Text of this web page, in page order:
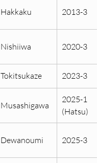
Hakkaku 2013-3
Nishiiwa 2020-3
Tokitsukaze 2023-3
Musashigawa
2025-1
(Hatsu)
Dewanoumi 2025-3